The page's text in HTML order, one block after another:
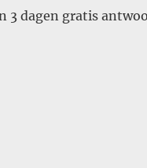
dagen gratis